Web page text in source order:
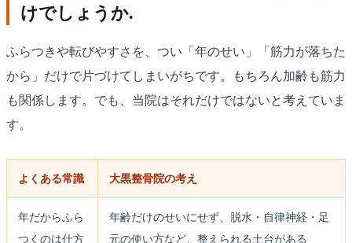
けでしょうか.
ふらつきや転びやすさを、つい「年のせい」「筋力が落ちた
から」だけで片づけてしまいがちです。もちろん加齢も筋力
も関係します。でも、当院はそれだけではないと考えていま
す。
よくある常識 大黒整骨院の考え
年だからふら
つくのは仕方
年齢だけのせいにせず、脱水・自律神経・足
元の使い方など、整えられる土台がある